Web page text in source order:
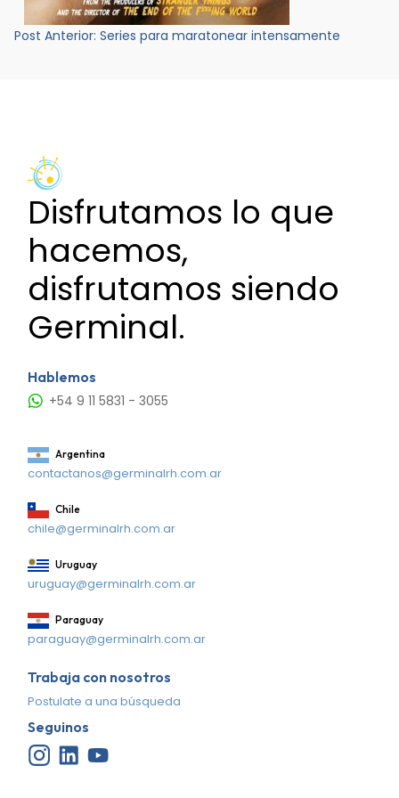
Navegación
Post Anterior: Series para maratonear intensamente
Disfrutamos lo que
hacemos,
disfrutamos siendo
Germinal.
Hablemos
+54 9 11 5831 - 3055
Argentina
contactanos@germinalrh.com.ar
Chile
chile@germinalrh.com.ar
Uruguay
uruguay@germinalrh.com.ar
Paraguay
paraguay@germinalrh.com.ar
Trabaja con nosotros
Postulate a una búsqueda
Seguinos